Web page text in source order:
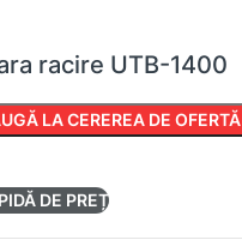
racire UTB-1400
LA CEREREA DE OFERTĂ
DE PREȚ